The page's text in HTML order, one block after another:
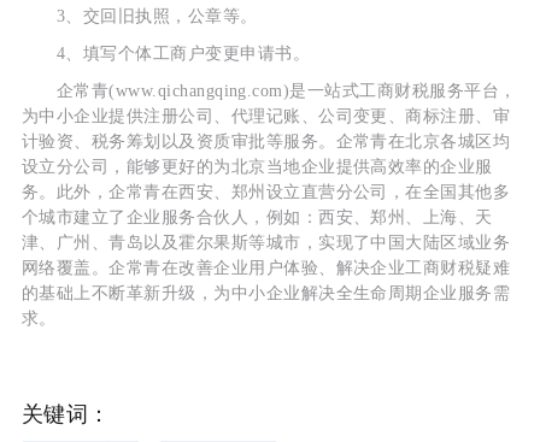
3、交回旧执照，公章等。
4、填写个体工商户变更申请书。
企常青(www.qichangqing.com)是一站式工商财税服务平台，
为中小企业提供注册公司、代理记账、公司变更、商标注册、审
计验资、税务筹划以及资质审批等服务。企常青在北京各城区均
设立分公司，能够更好的为北京当地企业提供高效率的企业服
务。此外，企常青在西安、郑州设立直营分公司，在全国其他多
个城市建立了企业服务合伙人，例如：西安、郑州、上海、天
津、广州、青岛以及霍尔果斯等城市，实现了中国大陆区域业务
网络覆盖。企常青在改善企业用户体验、解决企业工商财税疑难
的基础上不断革新升级，为中小企业解决全生命周期企业服务需
求。
关键词：